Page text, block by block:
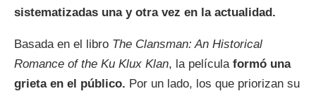
sistematizadas una y otra vez en la actualidad.
Basada en el libro The Clansman: An Historical
Romance of the Ku Klux Klan, la película formó una
grieta en el público. Por un lado, los que priorizan su